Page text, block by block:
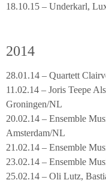
18.10.15 – Underkarl,
2014
28.01.14 – Quartett
11.02.14 – Joris Teepe
Groningen/NL
20.02.14 – Ensemble
Amsterdam/NL
21.02.14 – Ensemble
23.02.14 – Ensemble
25.02.14 – Oli Lutz,